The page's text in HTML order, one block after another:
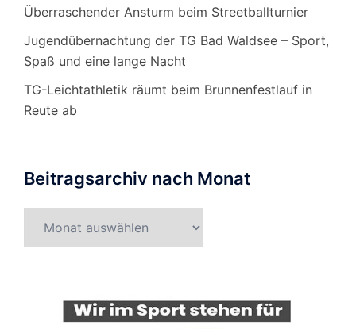
Überraschender Ansturm beim Streetballturnier
Jugendübernachtung der TG Bad Waldsee – Sport,
Spaß und eine lange Nacht
TG-Leichtathletik räumt beim Brunnenfestlauf in
Reute ab
Beitragsarchiv nach Monat
nach